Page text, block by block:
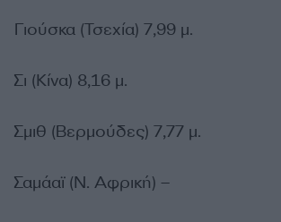
Γιούσκα (Τσεχία) 7,99 μ.
Σι (Κίνα) 8,16 μ.
Σμιθ (Βερμούδες) 7,77 μ.
Σαμάαϊ (Ν. Αφρική) –